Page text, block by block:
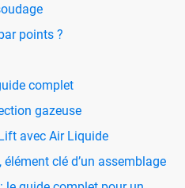
points ?
complet
gazeuse
avec Air Liquide
clé d’un assemblage